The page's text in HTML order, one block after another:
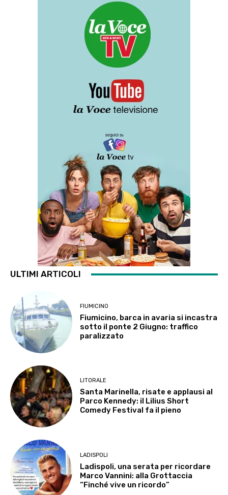
ULTIMI ARTICOLI
FIUMICINO
Fiumicino, barca in avaria si incastra
sotto il ponte 2 Giugno: traffico
paralizzato
LITORALE
Santa Marinella, risate e applausi al
Parco Kennedy: il Lilius Short
Comedy Festival fa il pieno
LADISPOLI
Ladispoli, una serata per ricordare
Marco Vannini: alla Grottaccia
“Finché vive un ricordo”